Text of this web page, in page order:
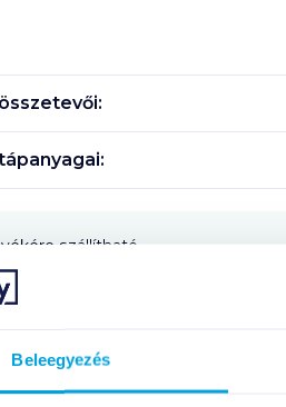
Beleegyezés
szállítható